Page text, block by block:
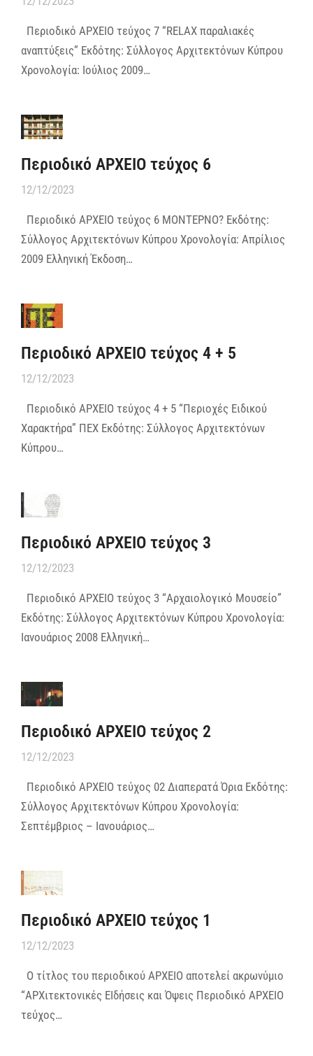
Περιοδικό ΑΡΧΕΙΟ τεύχος 7 “RELAX παραλιακές
αναπτύξεις” Εκδότης: Σύλλογος Αρχιτεκτόνων Κύπρου
Χρονολογία: Ιούλιος 2009…
Περιοδικό ΑΡΧΕΙΟ τεύχος 6
12/12/2023
Περιοδικό ΑΡΧΕΙΟ τεύχος 6 ΜΟΝΤΕΡΝΟ? Εκδότης:
Σύλλογος Αρχιτεκτόνων Κύπρου Χρονολογία: Απρίλιος
2009 Ελληνική Έκδοση…
Περιοδικό ΑΡΧΕΙΟ τεύχος 4 + 5
12/12/2023
Περιοδικό ΑΡΧΕΙΟ τεύχος 4 + 5 “Περιοχές Ειδικού
Χαρακτήρα” ΠΕΧ Εκδότης: Σύλλογος Αρχιτεκτόνων
Κύπρου…
Περιοδικό ΑΡΧΕΙΟ τεύχος 3
12/12/2023
Περιοδικό ΑΡΧΕΙΟ τεύχος 3 “Αρχαιολογικό Μουσείο”
Εκδότης: Σύλλογος Αρχιτεκτόνων Κύπρου Χρονολογία:
Ιανουάριος 2008 Ελληνική…
Περιοδικό ΑΡΧΕΙΟ τεύχος 2
12/12/2023
Περιοδικό ΑΡΧΕΙΟ τεύχος 02 Διαπερατά Όρια Εκδότης:
Σύλλογος Αρχιτεκτόνων Κύπρου Χρονολογία:
Σεπτέμβριος – Ιανουάριος…
Περιοδικό ΑΡΧΕΙΟ τεύχος 1
12/12/2023
Ο τίτλος του περιοδικού ΑΡΧΕΙΟ αποτελεί ακρωνύμιο
“ΑΡΧιτεκτονικές ΕΙδήσεις και Όψεις Περιοδικό ΑΡΧΕΙΟ
τεύχος…